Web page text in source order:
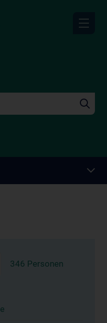
346 Personen